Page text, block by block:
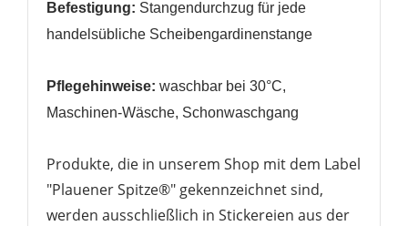
Befestigung: Stangendurchzug für jede
handelsübliche Scheibengardinenstange
Pflegehinweise: waschbar bei 30°C,
Maschinen-Wäsche, Schonwaschgang
Produkte, die in unserem Shop mit dem Label
"Plauener Spitze®" gekennzeichnet sind,
werden ausschließlich in Stickereien aus der